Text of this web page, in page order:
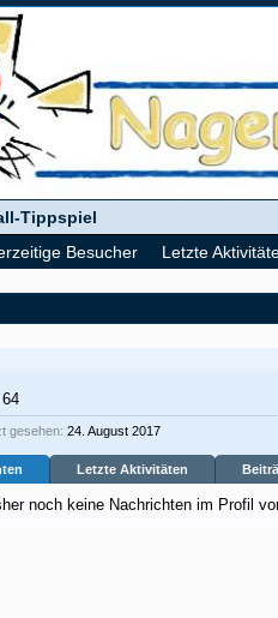
gesehen: 24. August 2017
Letzte Aktivitäten
noch keine Nachrichten im Profil
Besucher Letzte
Tippspiel